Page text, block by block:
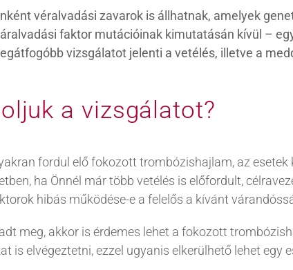
véralvadási zavarok is állhatnak, amelyek
faktor mutációinak kimutatásán kívül –
vizsgálatot jelenti a vetélés, illetve a
a vizsgálatot?
fordul elő fokozott trombózishajlam, az
ha Önnél már több vetélés is előfordult,
hibás működése-e a felelős a kívánt
meg, akkor is érdemes lehet a fokozott
elvégeztetni, ezzel ugyanis elkerülhető lehet egy